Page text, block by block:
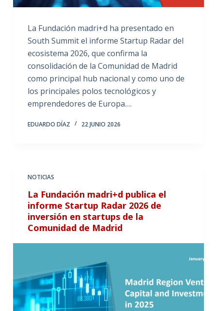
La Fundación madri+d ha presentado en
South Summit el informe Startup Radar del
ecosistema 2026, que confirma la
consolidación de la Comunidad de Madrid
como principal hub nacional y como uno de
los principales polos tecnológicos y
emprendedores de Europa.…
EDUARDO DÍAZ 22 JUNIO 2026
NOTICIAS
La Fundación madri+d publica el
informe Startup Radar 2026 de
inversión en startups de la
Comunidad de Madrid